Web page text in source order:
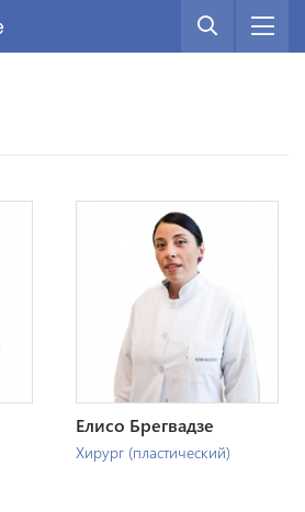
Елисо Брегвадзе
Хирург (пластический)